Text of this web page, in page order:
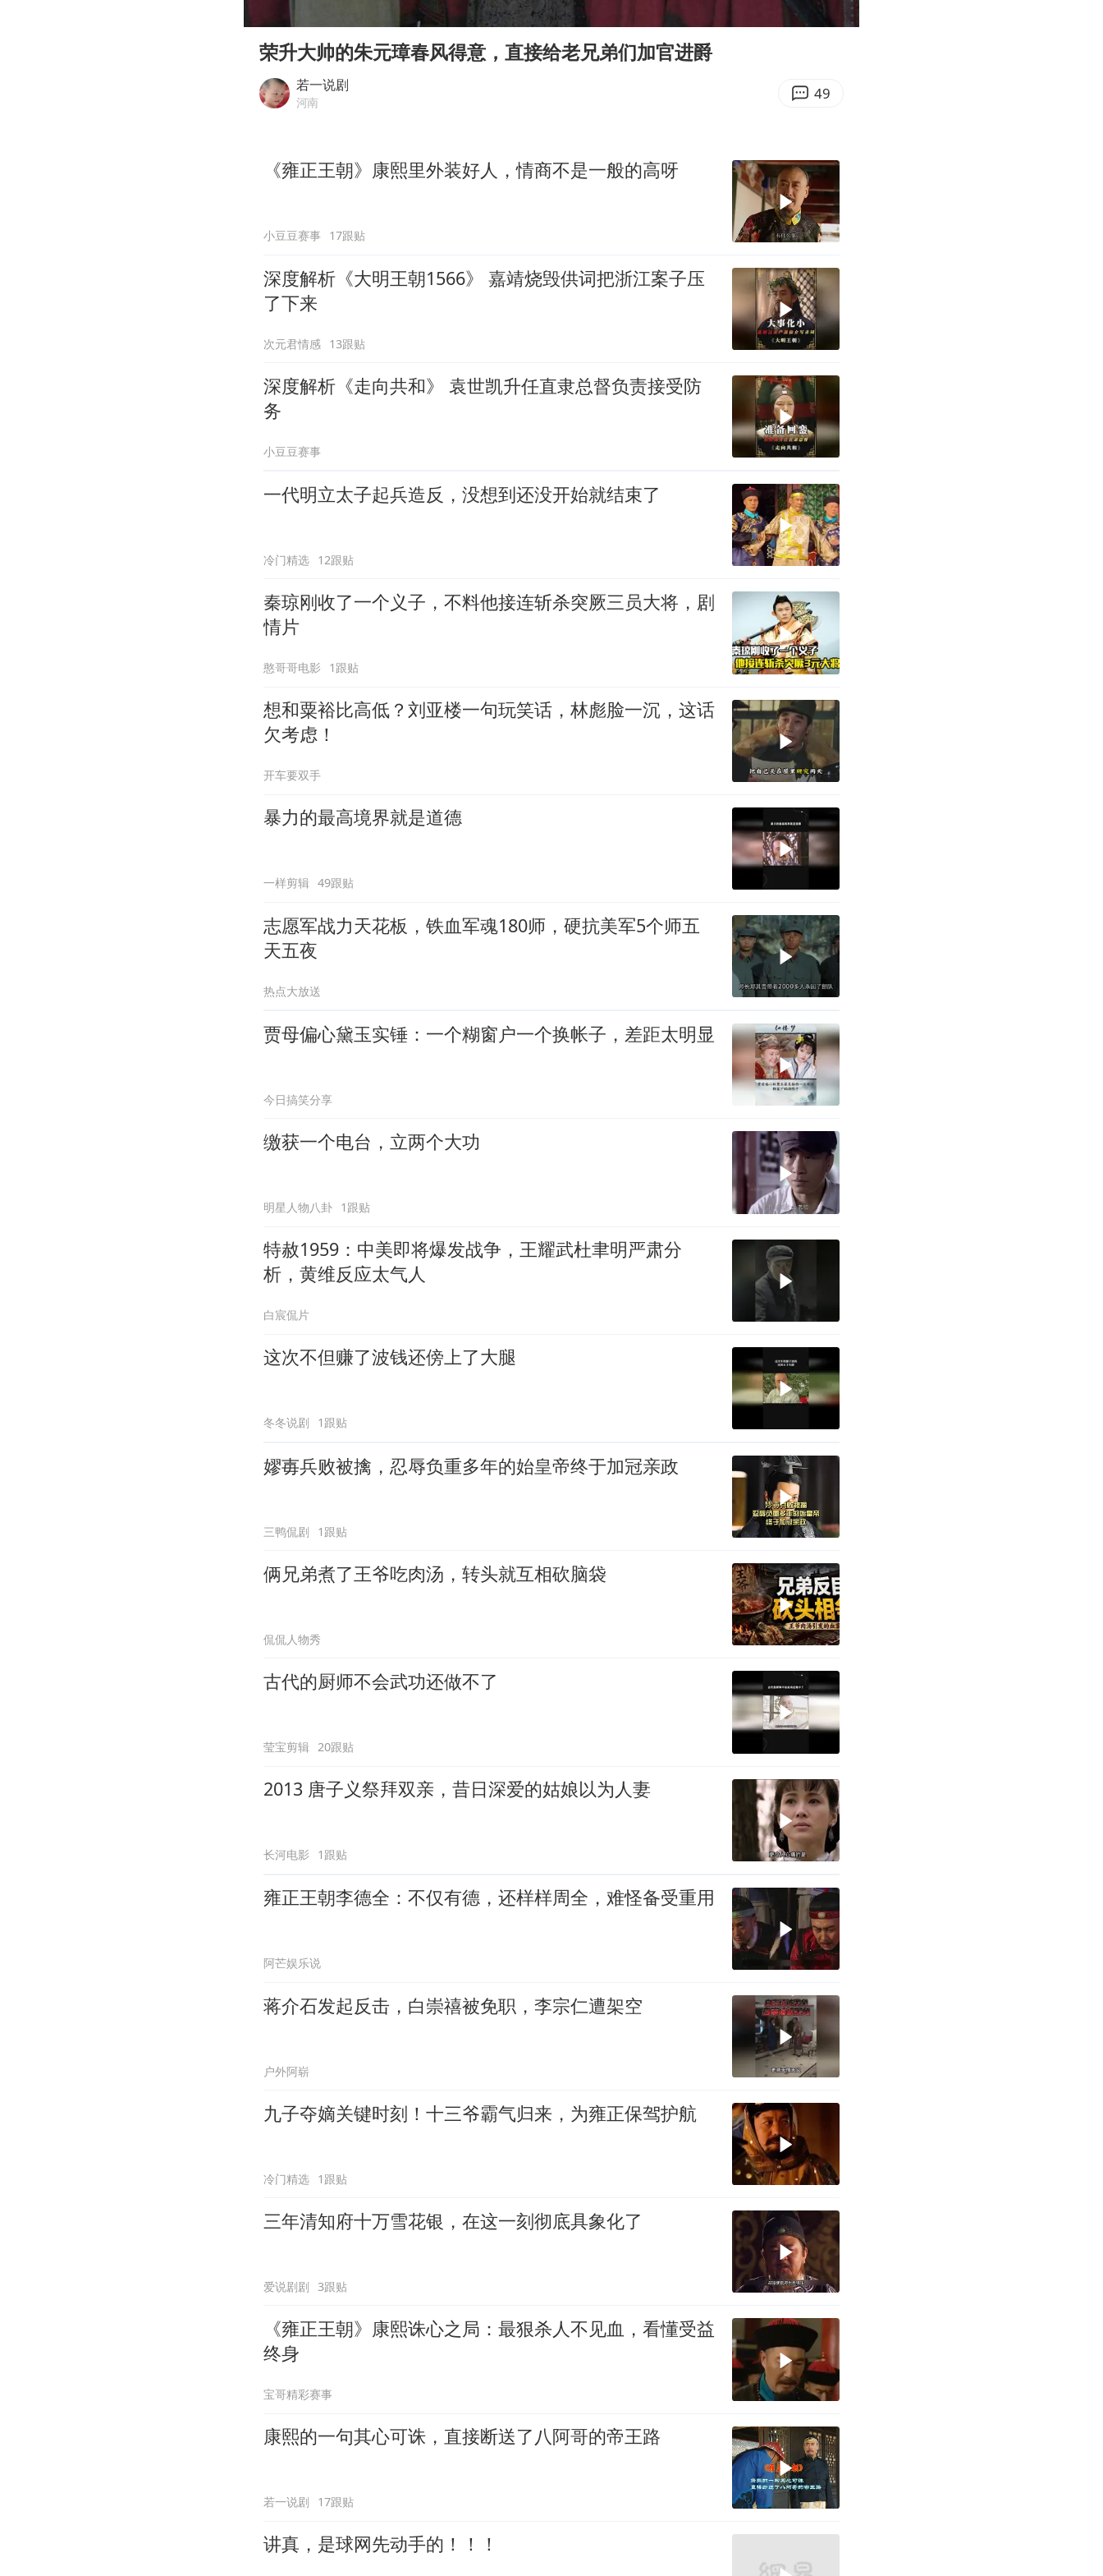
香港宏福苑火灾或由烟头引起
浙江台州《告全体市民书》
董璇小酒窝朵朵为佟丽娅庆生
Play
Enter
荣升大帅的朱元璋春风得意，直接给老兄弟们加官进爵
若一说剧
河南 49
《雍正王朝》康熙里外装好人，情商不是一般的高呀
小豆豆赛事 17跟贴
深度解析《大明王朝1566》 嘉靖烧毁供词把浙江案子压
了下来
次元君情感 13跟贴
深度解析《走向共和》 袁世凯升任直隶总督负责接受防
务
小豆豆赛事
一代明立太子起兵造反，没想到还没开始就结束了
冷门精选 12跟贴
秦琼刚收了一个义子，不料他接连斩杀突厥三员大将，剧
情片
憨哥哥电影 1跟贴
想和粟裕比高低？刘亚楼一句玩笑话，林彪脸一沉，这话
欠考虑！
开车要双手
暴力的最高境界就是道德
一样剪辑 49跟贴
志愿军战力天花板，铁血军魂180师，硬抗美军5个师五
天五夜
热点大放送
贾母偏心黛玉实锤：一个糊窗户一个换帐子，差距太明显
今日搞笑分享
缴获一个电台，立两个大功
明星人物八卦 1跟贴
特赦1959：中美即将爆发战争，王耀武杜聿明严肃分
析，黄维反应太气人
白宸侃片
这次不但赚了波钱还傍上了大腿
冬冬说剧 1跟贴
嫪毐兵败被擒，忍辱负重多年的始皇帝终于加冠亲政
三鸭侃剧 1跟贴
俩兄弟煮了王爷吃肉汤，转头就互相砍脑袋
侃侃人物秀
古代的厨师不会武功还做不了
莹宝剪辑 20跟贴
2013 唐子义祭拜双亲，昔日深爱的姑娘以为人妻
长河电影 1跟贴
雍正王朝李德全：不仅有德，还样样周全，难怪备受重用
阿芒娱乐说
蒋介石发起反击，白崇禧被免职，李宗仁遭架空
户外阿崭
九子夺嫡关键时刻！十三爷霸气归来，为雍正保驾护航
冷门精选 1跟贴
三年清知府十万雪花银，在这一刻彻底具象化了
爱说剧剧 3跟贴
《雍正王朝》康熙诛心之局：最狠杀人不见血，看懂受益
终身
宝哥精彩赛事
康熙的一句其心可诛，直接断送了八阿哥的帝王路
若一说剧 17跟贴
讲真，是球网先动手的！！！